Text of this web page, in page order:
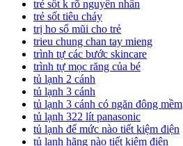
trẻ sốt k rõ nguyên nhân
trẻ sốt tiêu chảy
trị ho sổ mũi cho trẻ
trieu chung chan tay mieng
trình tự các bước skincare
trình tự mọc răng của bé
tủ lạnh 2 cánh
tủ lạnh 3 cánh
tủ lạnh 3 cánh có ngăn đông mềm
tủ lạnh 322 lít panasonic
tủ lạnh để mức nào tiết kiệm điện
tủ lạnh hãng nào tiết kiệm điện